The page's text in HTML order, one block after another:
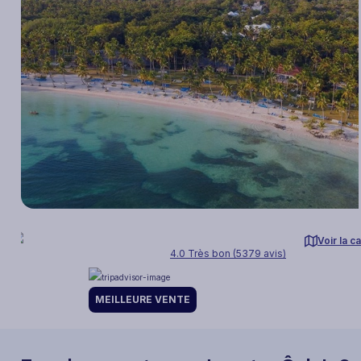
4.0 Très bon (5379 avis)
MEILLEURE VENTE
Voir la